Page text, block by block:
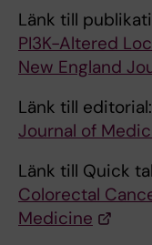
Länk till
PI3K-Altered
New England
Länk till editorial:
Journal of
Länk till Quick
Colorectal
Medicine